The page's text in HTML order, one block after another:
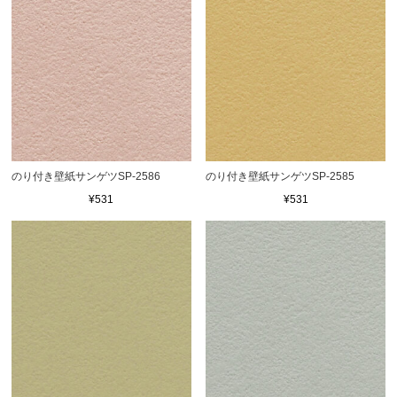
のり付き壁紙サンゲツSP-2586
¥531
のり付き壁紙サンゲツSP-2585
¥531